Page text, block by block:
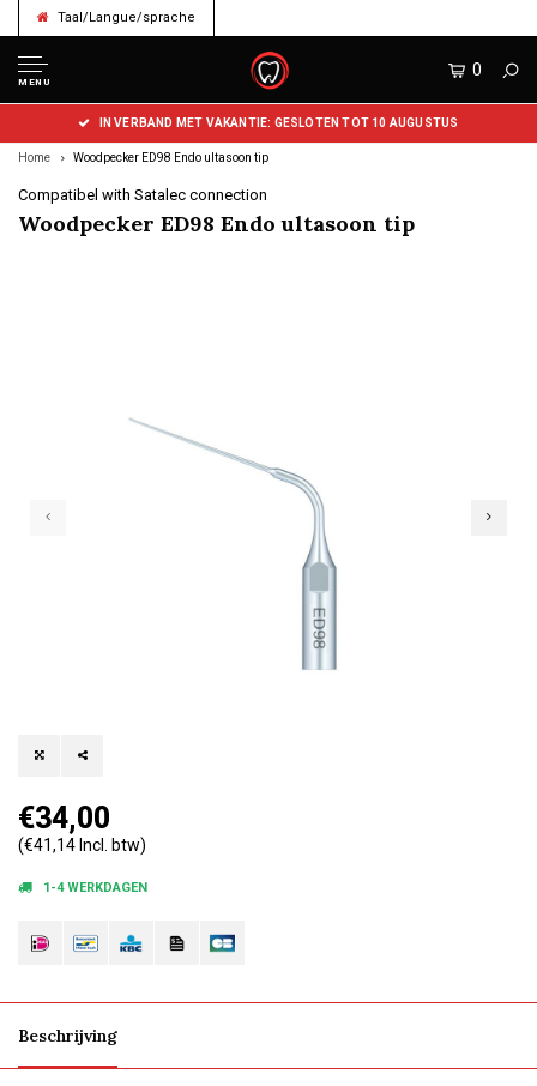
Taal/Langue/sprache
MENU
0
IN VERBAND MET VAKANTIE: GESLOTEN TOT 10 AUGUSTUS
Home Woodpecker ED98 Endo ultasoon tip
Compatibel with Satalec connection
Woodpecker ED98 Endo ultasoon tip
€34,00
(€41,14 Incl. btw)
1-4 WERKDAGEN
Beschrijving